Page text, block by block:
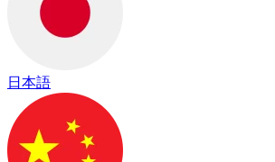
日本語